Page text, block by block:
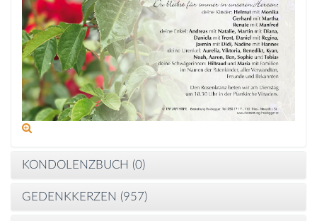
KONDOLENZBUCH (0)
GEDENKKERZEN (957)